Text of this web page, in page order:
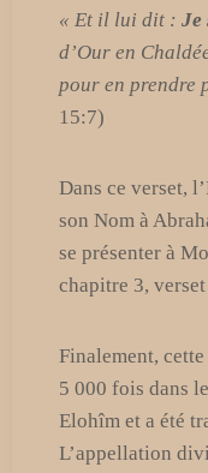
« Et il lui dit : Je
d’Our en
pour en prendre
15:7)
Dans ce verset,
son Nom à
se présenter à
chapitre 3,
Finalement,
5 000 fois dans
Elohîm et a été
L’appellation